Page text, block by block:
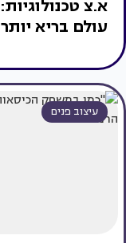
עולם בריא יותר
עיצוב פנים